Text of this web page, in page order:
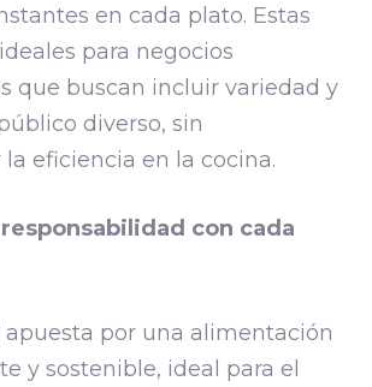
en cada plato. Estas
para negocios
que buscan incluir variedad y
diverso, sin
eficiencia en la cocina.
con cada
apuesta por una alimentación
y sostenible, ideal para el